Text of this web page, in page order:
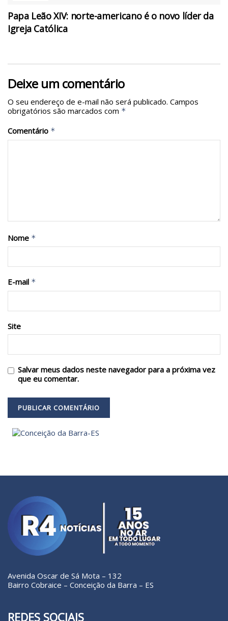
Papa Leão XIV: norte-americano é o novo líder da
Igreja Católica
Deixe um comentário
O seu endereço de e-mail não será publicado. Campos
obrigatórios são marcados com *
Comentário *
Nome *
E-mail *
Site
Salvar meus dados neste navegador para a próxima vez
que eu comentar.
Avenida Oscar de Sá Mota – 132
Bairro Cobraice – Conceição da Barra – ES
REDES SOCIAIS